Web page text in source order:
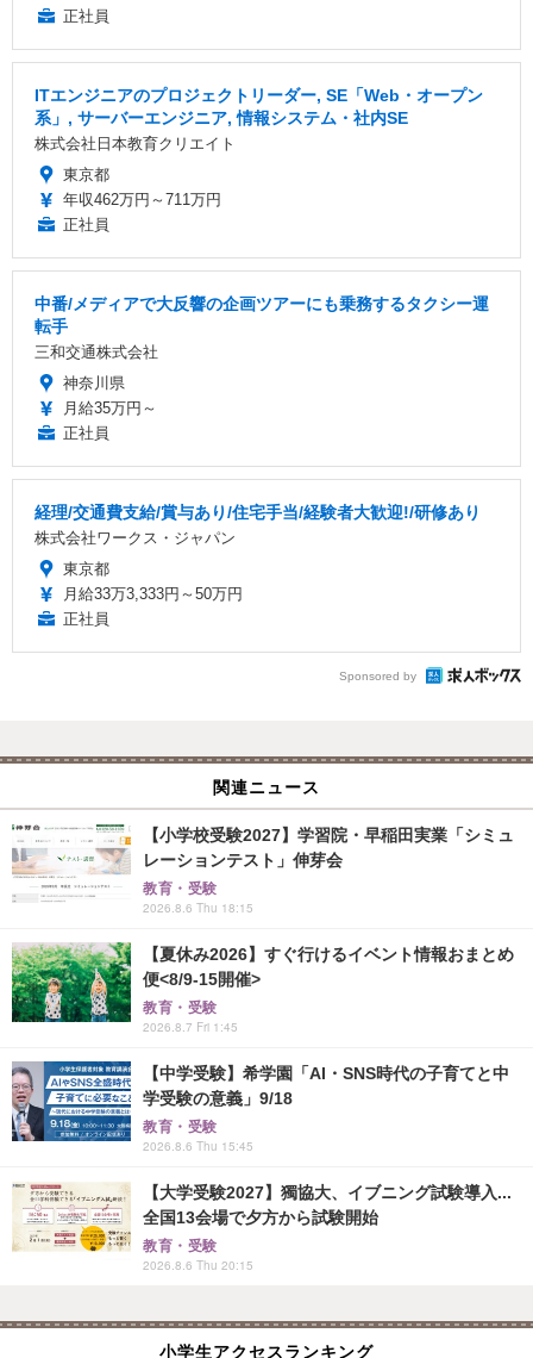
正社員
ITエンジニアのプロジェクトリーダー, SE「Web・オープン
系」, サーバーエンジニア, 情報システム・社内SE
株式会社日本教育クリエイト
東京都
年収462万円～711万円
正社員
中番/メディアで大反響の企画ツアーにも乗務するタクシー運
転手
三和交通株式会社
神奈川県
月給35万円～
正社員
経理/交通費支給/賞与あり/住宅手当/経験者大歓迎!/研修あり
株式会社ワークス・ジャパン
東京都
月給33万3,333円～50万円
正社員
Sponsored by
関連ニュース
【小学校受験2027】学習院・早稲田実業「シミュ
レーションテスト」伸芽会
教育・受験
2026.8.6 Thu 18:15
【夏休み2026】すぐ行けるイベント情報おまとめ
便<8/9-15開催>
教育・受験
2026.8.7 Fri 1:45
【中学受験】希学園「AI・SNS時代の子育てと中
学受験の意義」9/18
教育・受験
2026.8.6 Thu 15:45
【大学受験2027】獨協大、イブニング試験導入...
全国13会場で夕方から試験開始
教育・受験
2026.8.6 Thu 20:15
小学生アクセスランキング